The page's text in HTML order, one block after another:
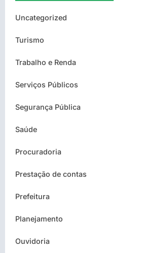
Uncategorized
Turismo
Trabalho e Renda
Serviços Públicos
Segurança Pública
Saúde
Procuradoria
Prestação de contas
Prefeitura
Planejamento
Ouvidoria